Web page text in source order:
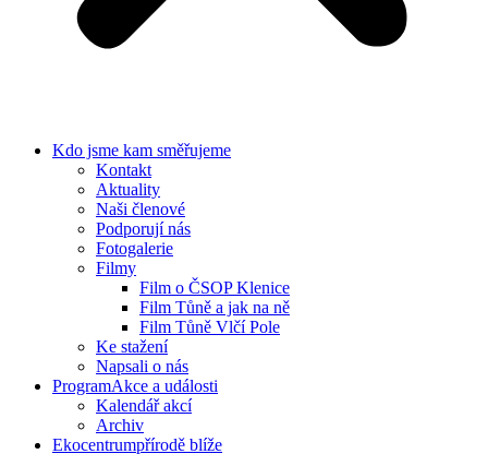
Kdo jsme kam směřujeme
Kontakt
Aktuality
Naši členové
Podporují nás
Fotogalerie
Filmy
Film o ČSOP Klenice
Film Tůně a jak na ně
Film Tůně Vlčí Pole
Ke stažení
Napsali o nás
ProgramAkce a události
Kalendář akcí
Archiv
Ekocentrumpřírodě blíže